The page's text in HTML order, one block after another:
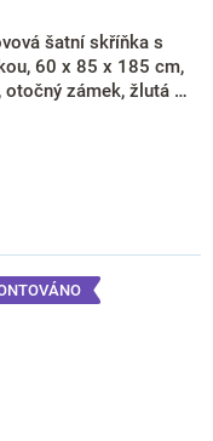
šatní skříňka s
60 x 85 x 185 cm,
otočný zámek, žlutá -